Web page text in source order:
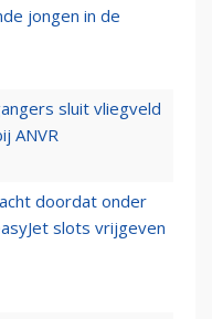
jongen in de
sluit vliegveld
ANVR
doordat onder
slots vrijgeven